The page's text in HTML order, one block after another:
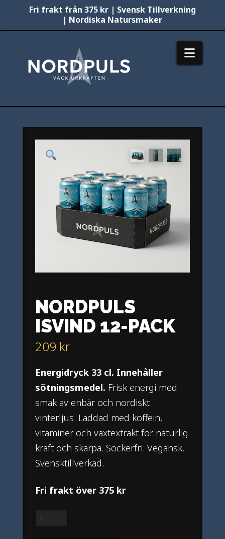
Fri frakt från 375 kr | Svensk Tillverkning
| Nordiska Natursmaker
NORDPULS
ISVIND 12-PACK
209 kr
Energidryck 33 cl. Innehåller
sötningsmedel. Frisk energi med
smak av enbär och nordiskt
vinterljus. Laddad med koffein,
vitaminer och växtextrakt för naturlig
kraft och skärpa. Sockerfri. Vegansk.
Svensktillverkad.
Fri frakt över 375 kr
Nordpuls